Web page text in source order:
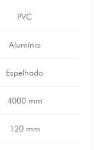
PVC
Alumínio
Espelhado
4000 mm
120 mm